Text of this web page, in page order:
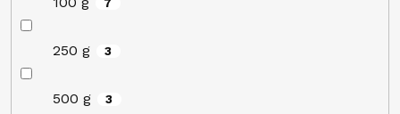
7
250 g 3
500 g 3